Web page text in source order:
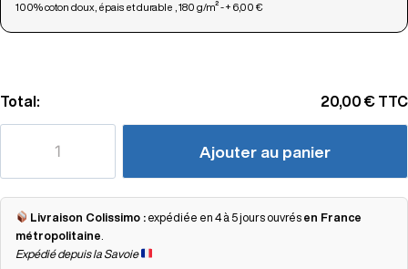
100% coton doux, épais et durable , 180 g/m² - + 6,00 €
Total: 20,00 € TTC
Ajouter au panier
Livraison Colissimo : expédiée en 4 à 5 jours ouvrés en France
métropolitaine
Expédié depuis la Savoie